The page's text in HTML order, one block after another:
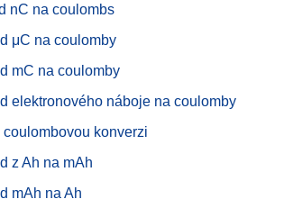
nC na coulombs
μC na coulomby
mC na coulomby
elektronového náboje na coulomby
coulombovou konverzi
z Ah na mAh
mAh na Ah